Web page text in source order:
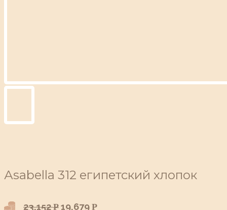
Аsabella 312 египетский хлопок
23,152Р 19,679 Р